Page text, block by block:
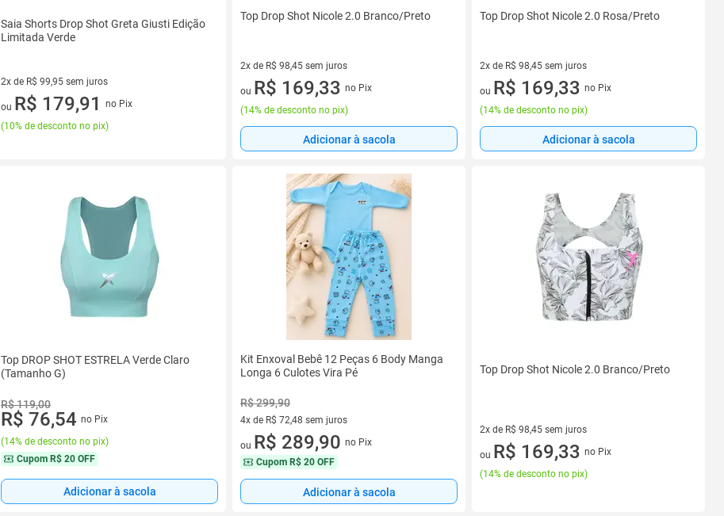
Saia Shorts Drop Shot Greta Giusti Edição
Limitada Verde
2x de R$ 99,95 sem juros
2 vez de R$ 99,95 sem juros
ou R$ 179,91
no Pix
(10% de desconto no pix)
Top Drop Shot Nicole 2.0 Branco/Preto
2x de R$ 98,45 sem juros
2 vez de R$ 98,45 sem juros
ou R$ 169,33 no Pix
(14% de desconto no pix)
Adicionar à sacola
Top Drop Shot Nicole 2.0 Rosa/Preto
2x de R$ 98,45 sem juros
2 vez de R$ 98,45 sem juros
ou R$ 169,33 no Pix
(14% de desconto no pix)
Adicionar à sacola
Top DROP SHOT ESTRELA Verde Claro
(Tamanho G)
R$ 119,00
R$ 76,54 no Pix
(14% de desconto no pix)
Cupom R$ 20 OFF
Adicionar à sacola
Kit Enxoval Bebê 12 Peças 6 Body Manga
Longa 6 Culotes Vira Pé
R$ 299,90
4x de R$ 72,48 sem juros
4 vez de R$ 72,48 sem juros
ou R$ 289,90 no Pix
Cupom R$ 20 OFF
Adicionar à sacola
Top Drop Shot Nicole 2.0 Branco/Preto
2x de R$ 98,45 sem juros
2 vez de R$ 98,45 sem juros
ou R$ 169,33 no Pix
(14% de desconto no pix)